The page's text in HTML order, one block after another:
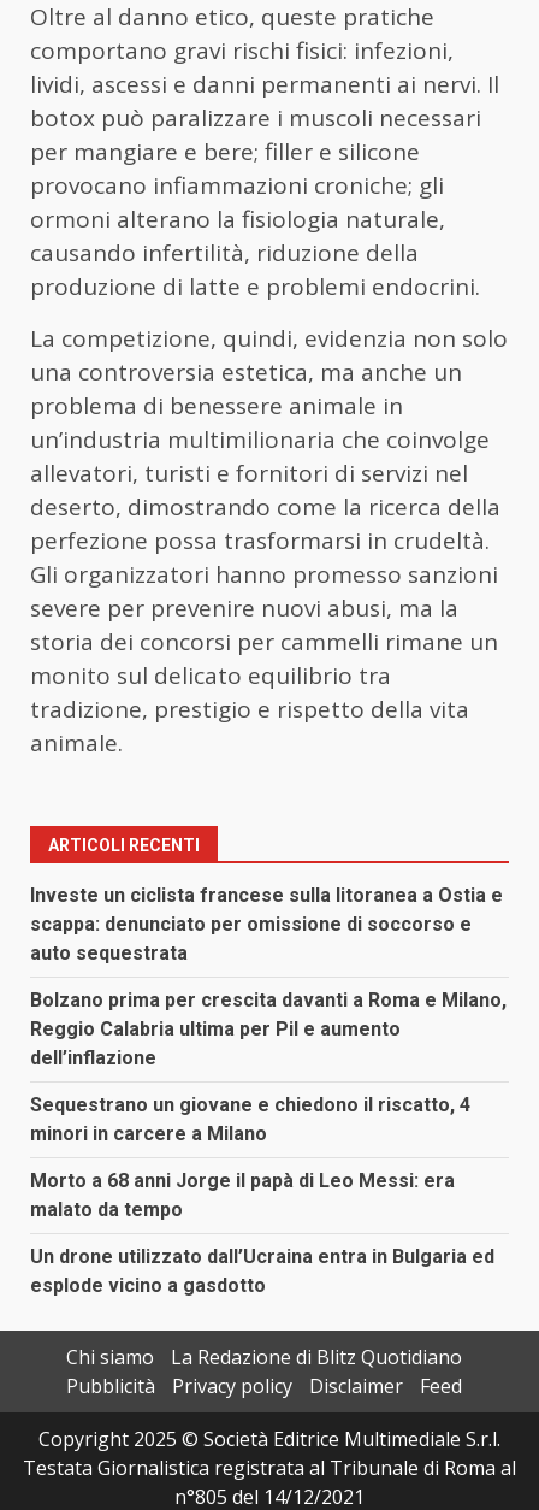
Oltre al danno etico, queste pratiche
comportano gravi rischi fisici: infezioni,
lividi, ascessi e danni permanenti ai nervi. Il
botox può paralizzare i muscoli necessari
per mangiare e bere; filler e silicone
provocano infiammazioni croniche; gli
ormoni alterano la fisiologia naturale,
causando infertilità, riduzione della
produzione di latte e problemi endocrini.
La competizione, quindi, evidenzia non solo
una controversia estetica, ma anche un
problema di benessere animale in
un’industria multimilionaria che coinvolge
allevatori, turisti e fornitori di servizi nel
deserto, dimostrando come la ricerca della
perfezione possa trasformarsi in crudeltà.
Gli organizzatori hanno promesso sanzioni
severe per prevenire nuovi abusi, ma la
storia dei concorsi per cammelli rimane un
monito sul delicato equilibrio tra
tradizione, prestigio e rispetto della vita
animale.
ARTICOLI RECENTI
Investe un ciclista francese sulla litoranea a Ostia e
scappa: denunciato per omissione di soccorso e
auto sequestrata
Bolzano prima per crescita davanti a Roma e Milano,
Reggio Calabria ultima per Pil e aumento
dell’inflazione
Sequestrano un giovane e chiedono il riscatto, 4
minori in carcere a Milano
Morto a 68 anni Jorge il papà di Leo Messi: era
malato da tempo
Un drone utilizzato dall’Ucraina entra in Bulgaria ed
esplode vicino a gasdotto
Chi siamo
La Redazione di Blitz Quotidiano
Pubblicità
Privacy policy Disclaimer
Feed
Copyright 2025 © Società Editrice Multimediale S.r.l.
Testata Giornalistica registrata al Tribunale di Roma al
n°805 del 14/12/2021